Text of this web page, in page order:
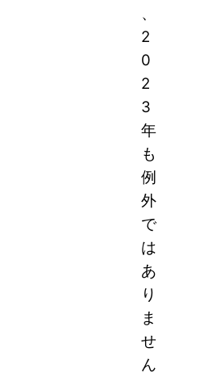
、
2
0
2
3
年
も
例
外
で
は
あ
り
ま
せ
ん